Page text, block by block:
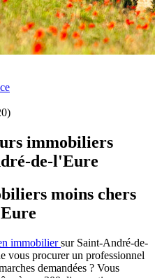
immobiliers
de-l'Eure
moins chers
immobiliersur Saint-André-de-
vous procurer un professionnel
demandées ? Vous